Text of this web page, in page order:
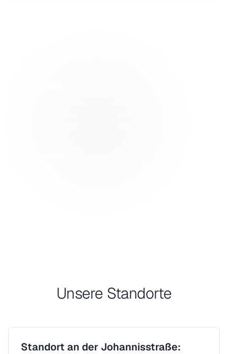
Unsere Standorte
Standort an der Johannisstraße: